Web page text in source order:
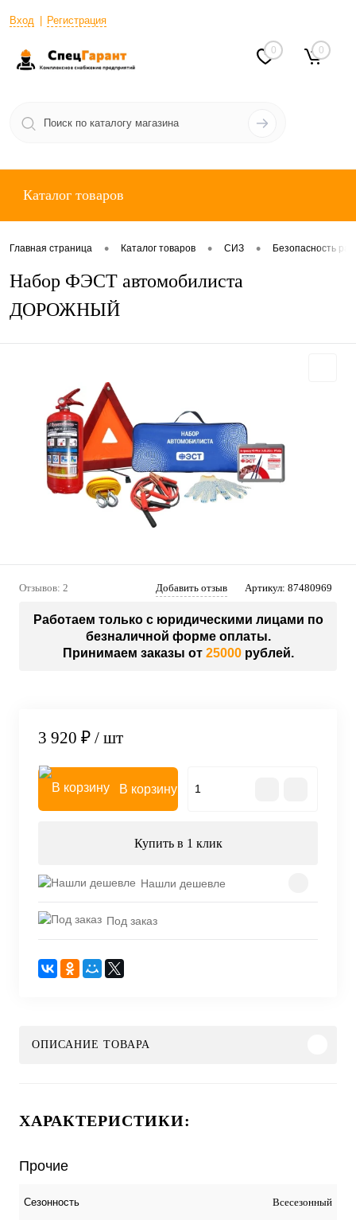
Вход Регистрация
0 0
Каталог товаров
Главная страница • Каталог товаров • СИЗ • Безопасность
Набор ФЭСТ автомобилиста
ДОРОЖНЫЙ
Отзывов: 2 Добавить отзыв Артикул: 87480969
Работаем только с юридическими лицами по
безналичной форме оплаты.
Принимаем заказы от 25000рублей.
3 920 ₽ / шт
В корзину
Купить в 1 клик
Нашли дешевле
Под заказ
ОПИСАНИЕ ТОВАРА
ХАРАКТЕРИСТИКИ:
Прочие
Сезонность Всесезонный